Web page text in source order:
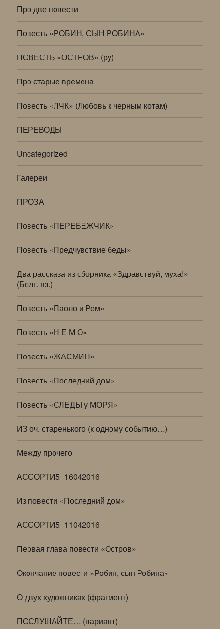
Про две повести
Повесть «РОБИН, СЫН РОБИНА»
ПОВЕСТЬ «ОСТРОВ» (ру)
Про старые времена
Повесть «ЛЧК» (Любовь к черным котам)
ПЕРЕВОДЫ
Uncategorized
Галереи
ПРОЗА
Повесть «ПЕРЕБЕЖЧИК»
Повесть «Предчувствие беды»
Два рассказа из сборника «Здравствуй, муха!»
(Болг. яз.)
Повесть «Паоло и Рем»
Повесть «Н Е М О»
Повесть «ЖАСМИН»
Повесть «Последний дом»
Повесть «СЛЕДЫ у МОРЯ»
ИЗ оч. старенького (к одному событию…)
Между прочего
АССОРТИ5_16042016
Из повести «Последний дом»
АССОРТИ5_11042016
Первая глава повести «Остров»
Окончание повести «Робин, сын Робина»
О двух художниках (фрагмент)
ПОСЛУШАЙТЕ… (вариант)